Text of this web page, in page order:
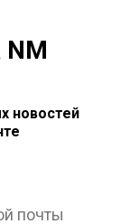
NM
новостей